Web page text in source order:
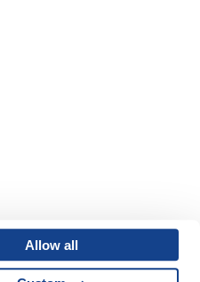
Allow all